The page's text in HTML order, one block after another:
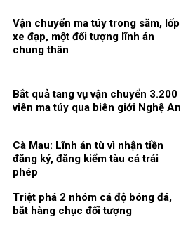
Vận chuyển ma túy trong săm, lốp
xe đạp, một đối tượng lĩnh án
chung thân
Bắt quả tang vụ vận chuyển 3.200
viên ma túy qua biên giới Nghệ An
Cà Mau: Lĩnh án tù vì nhận tiền
đăng ký, đăng kiểm tàu cá trái
phép
Triệt phá 2 nhóm cá độ bóng đá,
bắt hàng chục đối tượng